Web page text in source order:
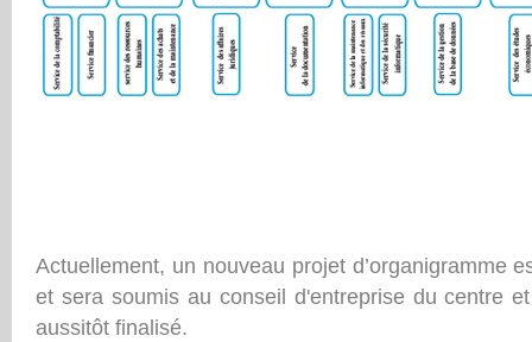
Actuellement, un nouveau projet d’organigramme
et sera soumis au conseil d'entreprise du centre
aussitôt finalisé.